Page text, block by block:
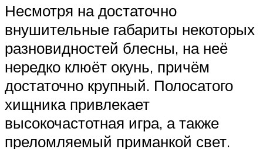
Несмотря на достаточно
внушительные габариты некоторых
разновидностей блесны, на неё
нередко клюёт окунь, причём
достаточно крупный. Полосатого
хищника привлекает
высокочастотная игра, а также
преломляемый приманкой свет.